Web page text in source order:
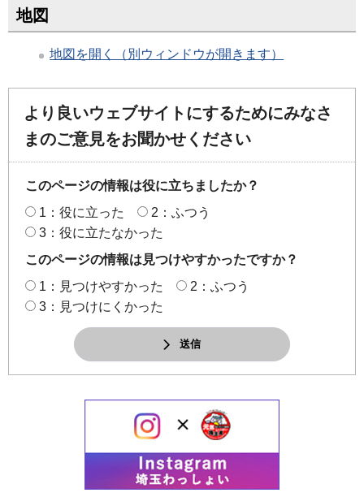
地図
地図を開く（別ウィンドウが開きます）
より良いウェブサイトにするためにみなさ
まのご意見をお聞かせください
このページの情報は役に立ちましたか？
1：役に立った
2：ふつう
3：役に立たなかった
このページの情報は見つけやすかったですか？
1：見つけやすかった
2：ふつう
3：見つけにくかった
送信